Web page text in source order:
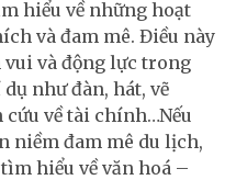
hiểu về những hoạt
và đam mê. Điều này
và động lực trong
như đàn, hát, vẽ
về tài chính…Nếu
niềm đam mê du lịch,
hiểu về văn hoá –